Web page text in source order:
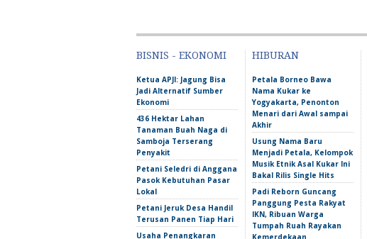
BISNIS - EKONOMI
Ketua APJI: Jagung Bisa
Jadi Alternatif Sumber
Ekonomi
436 Hektar Lahan
Tanaman Buah Naga di
Samboja Terserang
Penyakit
Petani Seledri di Anggana
Pasok Kebutuhan Pasar
Lokal
Petani Jeruk Desa Handil
Terusan Panen Tiap Hari
Usaha Penangkaran
HIBURAN
Petala Borneo Bawa
Nama Kukar ke
Yogyakarta, Penonton
Menari dari Awal sampai
Akhir
Usung Nama Baru
Menjadi Petala, Kelompok
Musik Etnik Asal Kukar Ini
Bakal Rilis Single Hits
Padi Reborn Guncang
Panggung Pesta Rakyat
IKN, Ribuan Warga
Tumpah Ruah Rayakan
Kemerdekaan